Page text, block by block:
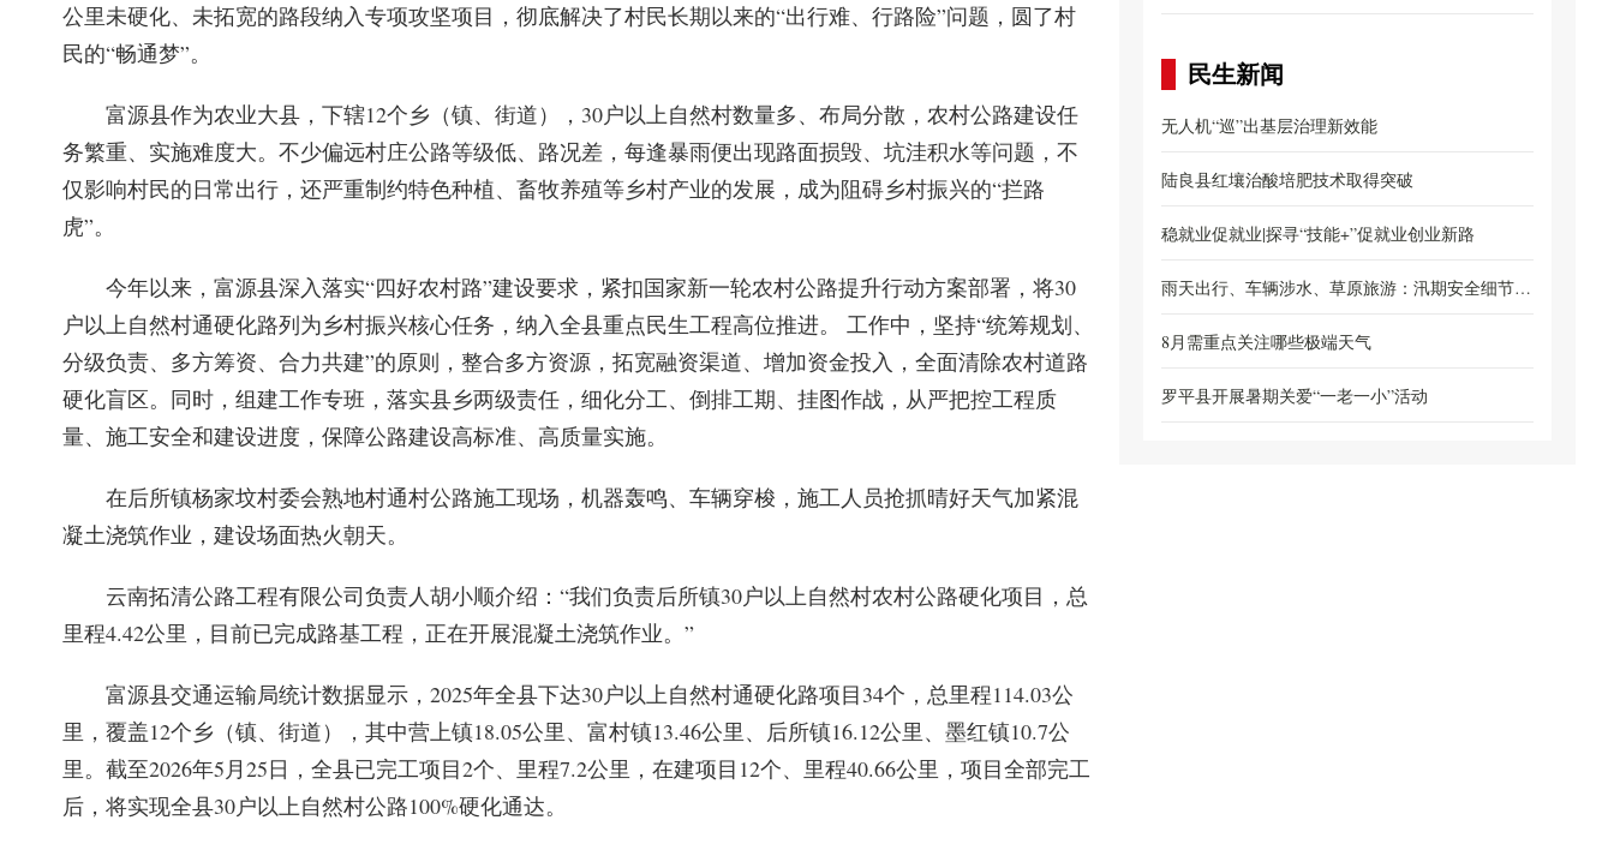
公里未硬化、未拓宽的路段纳入专项攻坚项目，彻底解决了村民长期以来的“出行难、行路险”问题，圆了村
民的“畅通梦”。
富源县作为农业大县，下辖12个乡（镇、街道），30户以上自然村数量多、布局分散，农村公路建设任
务繁重、实施难度大。不少偏远村庄公路等级低、路况差，每逢暴雨便出现路面损毁、坑洼积水等问题，不
仅影响村民的日常出行，还严重制约特色种植、畜牧养殖等乡村产业的发展，成为阻碍乡村振兴的“拦路
虎”。
今年以来，富源县深入落实“四好农村路”建设要求，紧扣国家新一轮农村公路提升行动方案部署，将30
户以上自然村通硬化路列为乡村振兴核心任务，纳入全县重点民生工程高位推进。 工作中，坚持“统筹规划、
分级负责、多方筹资、合力共建”的原则，整合多方资源，拓宽融资渠道、增加资金投入，全面清除农村道路
硬化盲区。同时，组建工作专班，落实县乡两级责任，细化分工、倒排工期、挂图作战，从严把控工程质
量、施工安全和建设进度，保障公路建设高标准、高质量实施。
在后所镇杨家坟村委会熟地村通村公路施工现场，机器轰鸣、车辆穿梭，施工人员抢抓晴好天气加紧混
凝土浇筑作业，建设场面热火朝天。
云南拓清公路工程有限公司负责人胡小顺介绍：“我们负责后所镇30户以上自然村农村公路硬化项目，总
里程4.42公里，目前已完成路基工程，正在开展混凝土浇筑作业。”
富源县交通运输局统计数据显示，2025年全县下达30户以上自然村通硬化路项目34个，总里程114.03公
里，覆盖12个乡（镇、街道），其中营上镇18.05公里、富村镇13.46公里、后所镇16.12公里、墨红镇10.7公
里。截至2026年5月25日，全县已完工项目2个、里程7.2公里，在建项目12个、里程40.66公里，项目全部完工
后，将实现全县30户以上自然村公路100%硬化通达。
民生新闻
无人机“巡”出基层治理新效能
陆良县红壤治酸培肥技术取得突破
稳就业促就业|探寻“技能+”促就业创业新路
雨天出行、车辆涉水、草原旅游：汛期安全细节别
忽...
8月需重点关注哪些极端天气
罗平县开展暑期关爱“一老一小”活动